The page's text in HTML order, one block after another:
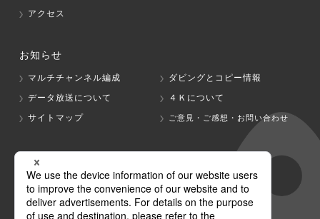
アクセス
お知らせ
マルチチャンネル編成
ダビングとコピー情報
データ放送について
４Ｋについて
サイトマップ
ご意見・ご感想・お問い合わせ
グループ会社
テレビ朝日 テレ朝チャンネル